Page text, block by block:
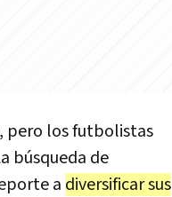
pero los futbolistas
búsqueda de
a diversificar sus